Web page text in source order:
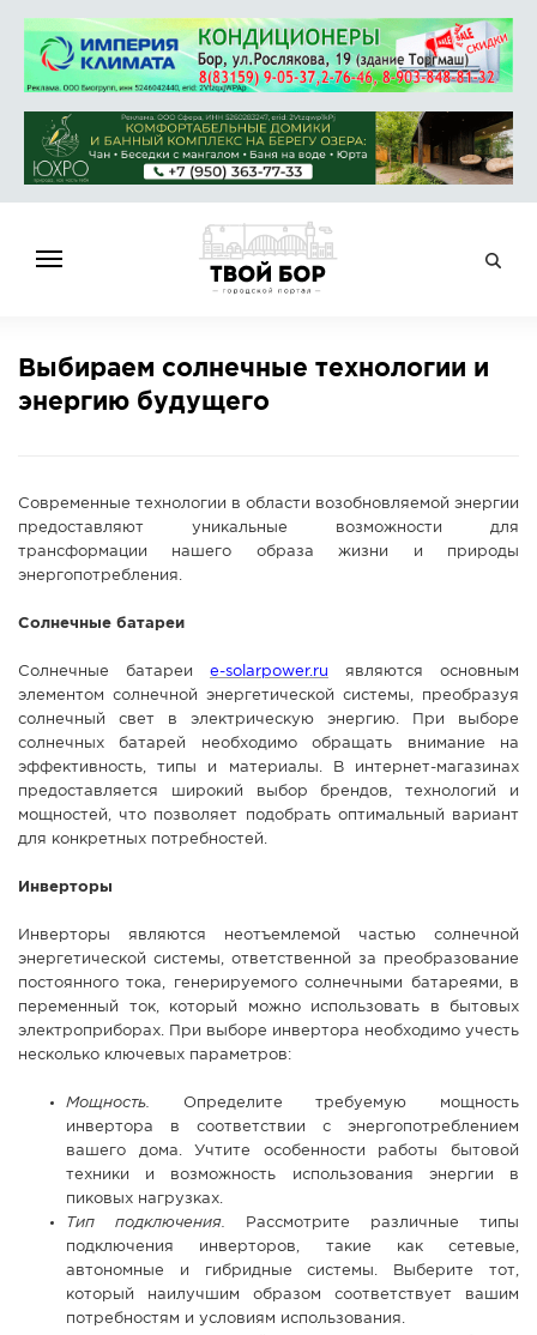
НОВОСТИ
СПРАВОЧНИК
АФИША
СТАТЬИ
ГОЛОСОВАНИЯ
ФОТО
Выбираем солнечные технологии и
энергию будущего
Современные технологии в области возобновляемой энергии
предоставляют уникальные возможности для
трансформации нашего образа жизни и природы
энергопотребления.
Солнечные батареи
Солнечные батареи e-solarpower.ru являются основным
элементом солнечной энергетической системы, преобразуя
солнечный свет в электрическую энергию. При выборе
солнечных батарей необходимо обращать внимание на
эффективность, типы и материалы. В интернет-магазинах
предоставляется широкий выбор брендов, технологий и
мощностей, что позволяет подобрать оптимальный вариант
для конкретных потребностей.
Инверторы
Инверторы являются неотъемлемой частью солнечной
энергетической системы, ответственной за преобразование
постоянного тока, генерируемого солнечными батареями, в
переменный ток, который можно использовать в бытовых
электроприборах. При выборе инвертора необходимо учесть
несколько ключевых параметров:
Мощность. Определите требуемую мощность
инвертора в соответствии с энергопотреблением
вашего дома. Учтите особенности работы бытовой
техники и возможность использования энергии в
пиковых нагрузках.
Тип подключения. Рассмотрите различные типы
подключения инверторов, такие как сетевые,
автономные и гибридные системы. Выберите тот,
который наилучшим образом соответствует вашим
потребностям и условиям использования.